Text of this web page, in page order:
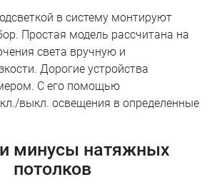
в систему монтируют
Простая модель рассчитана на
света вручную и
Дорогие устройства
С его помощью
выкл. освещения в определенные
минусы натяжных
потолков